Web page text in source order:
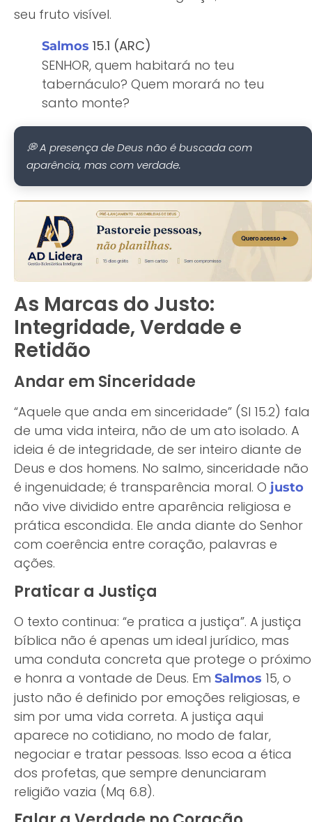
seu fruto visível.
Salmos 15.1 (ARC)
SENHOR, quem habitará no teu
tabernáculo? Quem morará no teu
santo monte?
💭 A presença de Deus não é buscada com
aparência, mas com verdade.
As Marcas do Justo:
Integridade, Verdade e
Retidão
Andar em Sinceridade
“Aquele que anda em sinceridade” (Sl 15.2) fala
de uma vida inteira, não de um ato isolado. A
ideia é de integridade, de ser inteiro diante de
Deus e dos homens. No salmo, sinceridade não
é ingenuidade; é transparência moral. O justo
não vive dividido entre aparência religiosa e
prática escondida. Ele anda diante do Senhor
com coerência entre coração, palavras e
ações.
Praticar a Justiça
O texto continua: “e pratica a justiça”. A justiça
bíblica não é apenas um ideal jurídico, mas
uma conduta concreta que protege o próximo
e honra a vontade de Deus. Em Salmos 15, o
justo não é definido por emoções religiosas, e
sim por uma vida correta. A justiça aqui
aparece no cotidiano, no modo de falar,
negociar e tratar pessoas. Isso ecoa a ética
dos profetas, que sempre denunciaram
religião vazia (Mq 6.8).